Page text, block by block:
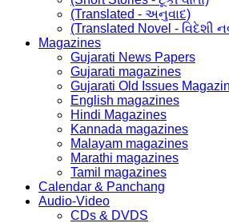
(Translated - અનુવાદ)
(Translated Novel - વિદેશી
Magazines
Gujarati News Papers
Gujarati magazines
Gujarati Old Issues
English magazines
Hindi Magazines
Kannada magazines
Malayam magazines
Marathi magazines
Tamil magazines
Calendar & Panchang
Audio-Video
CDs & DVDS